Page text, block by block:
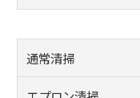
通常清掃